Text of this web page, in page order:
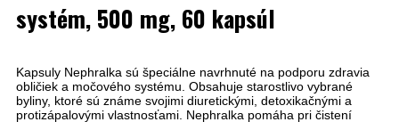
systém, 500 mg, 60 kapsúl
Kapsuly Nephralka sú špeciálne navrhnuté na podporu zdravia
obličiek a močového systému. Obsahuje starostlivo vybrané
byliny, ktoré sú známe svojimi diuretickými, detoxikačnými a
protizápalovými vlastnosťami. Nephralka pomáha pri čistení